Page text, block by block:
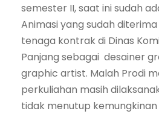
semester II, saat ini sudah
Animasi yang sudah
tenaga kontrak di Dinas
Panjang sebagai desainer
graphic artist. Malah Prodi
perkuliahan masih
tidak menutup